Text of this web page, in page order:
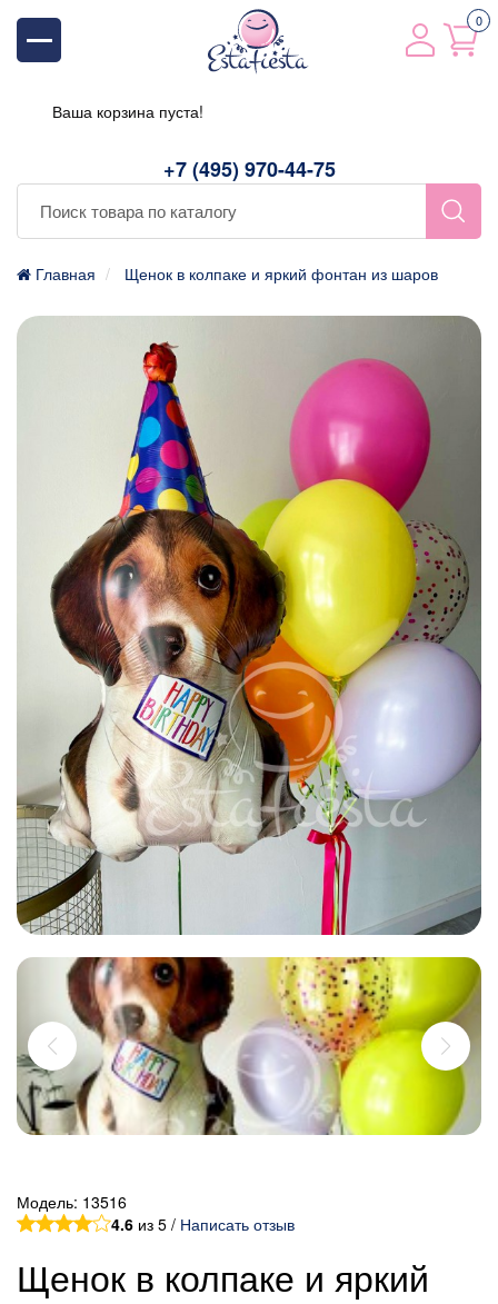
+7 (495) 970-44-75
0
Ваша корзина пуста!
Главная Щенок в колпаке и яркий фонтан из шаров
Модель: 13516
4.6 из 5 / Написать отзыв
Щенок в колпаке и яркий